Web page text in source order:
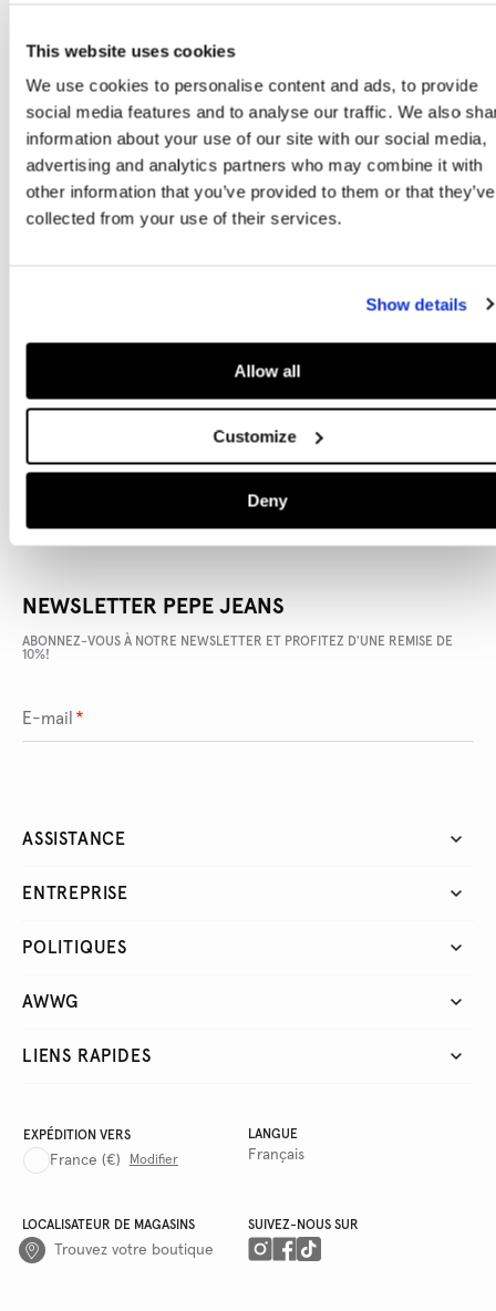
This website uses cookies
We use cookies to personalise content and ads, to provide
social media features and to analyse our traffic. We also
information about your use of our site with our social media,
advertising and analytics partners who may combine it with
other information that you’ve provided to them or that they’ve
collected from your use of their services.
Show details
Allow all
Customize
Deny
Guide des tailles
AJOUTER AU PANIER
NEWSLETTER PEPE JEANS
ABONNEZ-VOUS À NOTRE NEWSLETTER ET PROFITEZ D'UNE REMISE DE
10%!
E-mail *
ASSISTANCE
ENTREPRISE
POLITIQUES
AWWG
LIENS RAPIDES
EXPÉDITION VERS
France (€) Modifier
LANGUE
Français
LOCALISATEUR DE MAGASINS
Trouvez votre boutique
SUIVEZ-NOUS SUR